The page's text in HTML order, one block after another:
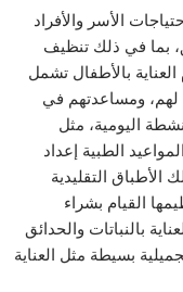
تلبي احتياجات الأسر والأفراد
بما في ذلك تنظيف
بالأطفال تشمل
لهم، ومساعدتهم في
اليومية، مثل
الطبية إعداد
التقليدية
القيام بشراء
بالنباتات والحدائق
بسيطة مثل العناية